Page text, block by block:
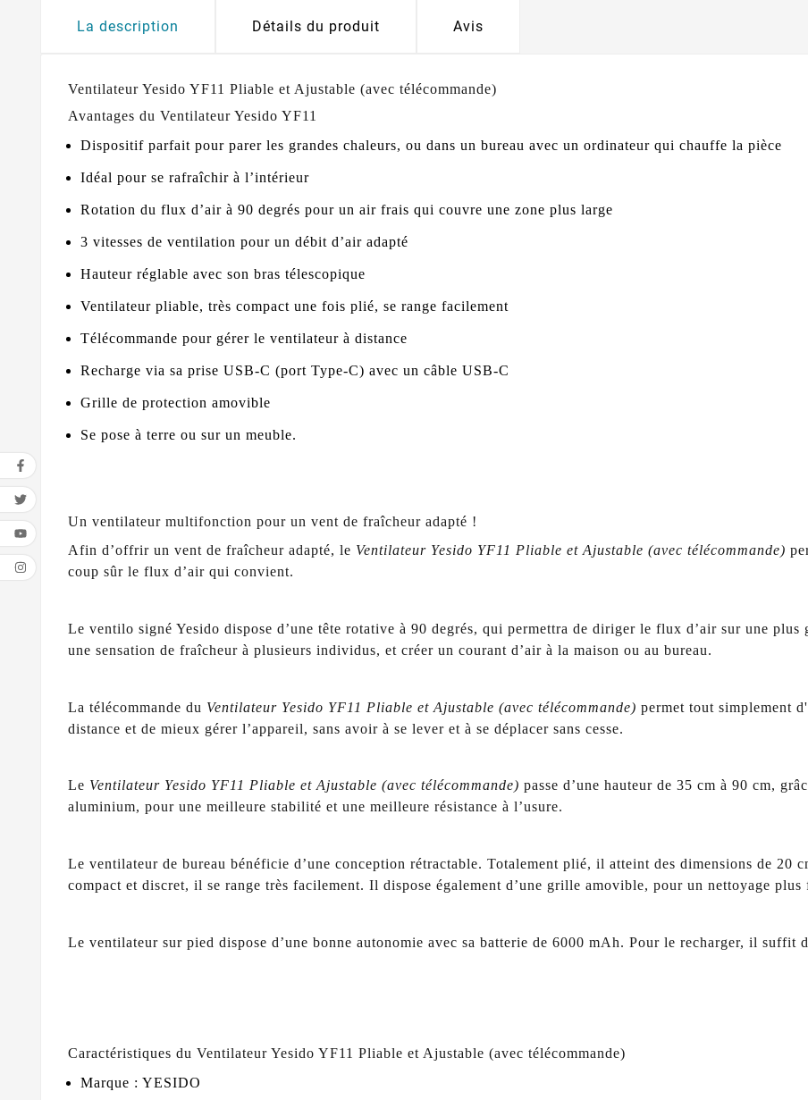
La description Détails du produit Avis
Ventilateur Yesido YF11 Pliable et Ajustable (avec télécommande)
Avantages du Ventilateur Yesido YF11
Dispositif parfait pour parer les grandes chaleurs, ou dans un bureau avec un ordinateur qui chauffe la pièce
Idéal pour se rafraîchir à l’intérieur
Rotation du flux d’air à 90 degrés pour un air frais qui couvre une zone plus large
3 vitesses de ventilation pour un débit d’air adapté
Hauteur réglable avec son bras télescopique
Ventilateur pliable, très compact une fois plié, se range facilement
Télécommande pour gérer le ventilateur à distance
Recharge via sa prise USB-C (port Type-C) avec un câble USB-C
Grille de protection amovible
Se pose à terre ou sur un meuble.
Un ventilateur multifonction pour un vent de fraîcheur adapté !
Afin d’offrir un vent de fraîcheur adapté, le Ventilateur Yesido YF11 Pliable et Ajustable (avec télécommande)
coup sûr le flux d’air qui convient.
Le ventilo signé Yesido dispose d’une tête rotative à 90 degrés, qui permettra de diriger le flux d’air sur une
une sensation de fraîcheur à plusieurs individus, et créer un courant d’air à la maison ou au bureau.
La télécommande du Ventilateur Yesido YF11 Pliable et Ajustable (avec télécommande) permet tout simplement
distance et de mieux gérer l’appareil, sans avoir à se lever et à se déplacer sans cesse.
Le Ventilateur Yesido YF11 Pliable et Ajustable (avec télécommande) passe d’une hauteur de 35 cm à 90 cm,
aluminium, pour une meilleure stabilité et une meilleure résistance à l’usure.
Le ventilateur de bureau bénéficie d’une conception rétractable. Totalement plié, il atteint des dimensions de 20
compact et discret, il se range très facilement. Il dispose également d’une grille amovible, pour un nettoyage plus
Le ventilateur sur pied dispose d’une bonne autonomie avec sa batterie de 6000 mAh. Pour le recharger, il suffit
Caractéristiques du Ventilateur Yesido YF11 Pliable et Ajustable (avec télécommande)
Marque : YESIDO